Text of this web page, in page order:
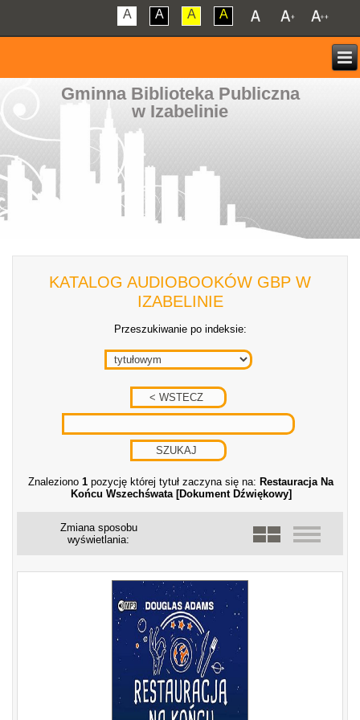
A A A A
Gminna Biblioteka Publiczna
w Izabelinie
KATALOG AUDIOBOOKÓW GBP W
IZABELINIE
Przeszukiwanie po indeksie:
Znaleziono 1 pozycję której tytuł zaczyna się na: Restauracja Na
Końcu Wszechśwata [Dokument Dźwiękowy]
Zmiana sposobu
wyświetlania: